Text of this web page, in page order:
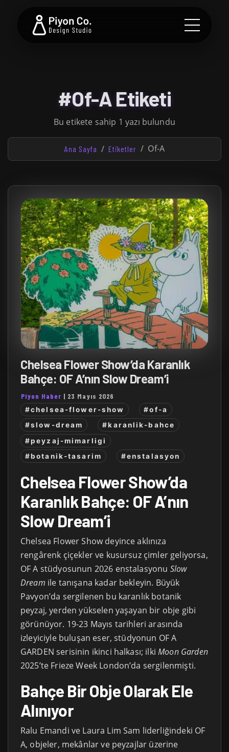
#Of-A Etiketi
Bu etikete sahip 1 yazı bulundu
Ana Sayfa Etiketler Of-A
Chelsea Flower Show’da Karanlık
Bahçe: OF A’nın Slow Dream’i
Piyon Haber | 23 Mayıs 2026
#chelsea-flower-show
#of-a
#slow-dream
#karanlik-bahce
#peyzaj-mimarligi
#botanik-tasarim
#enstalasyon
Chelsea Flower Show’da
Karanlık Bahçe: OF A’nın
Slow Dream’i
Chelsea Flower Show deyince aklınıza
rengârenk çiçekler ve kusursuz çimler geliyorsa,
OF A stüdyosunun 2026 enstalasyonu Slow
Dream ile tanışana kadar bekleyin. Büyük
Pavyon’da sergilenen bu karanlık botanik
peyzaj, yerden yükselen yaşayan bir obje gibi
görünüyor. 19-23 Mayıs tarihleri arasında
izleyiciyle buluşan eser, stüdyonun OF A
GARDEN serisinin ikinci halkası; ilkiMoon Garden
2025’te Frieze Week London’da sergilenmişti.
Bahçe Bir Obje Olarak Ele
Alınıyor
Ralu Emandi ve Laura Lim Sam liderliğindeki OF
A, objeler, mekânlar ve peyzajlar üzerine